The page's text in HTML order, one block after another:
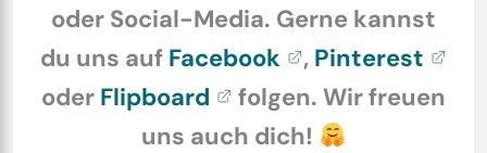
oder Social-Media. Gerne kannst
du uns auf Facebook , Pinterest
oder Flipboard
folgen. Wir freuen
uns auch dich!